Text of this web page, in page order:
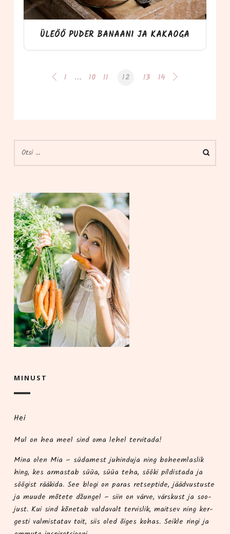
ÜLEÖÖ PUDER BANAANI JA KAKAOGA
1 … 10 11 12 13 14
MINUST
Hei
Mul on hea meel sind oma lehel tervitada!
Mina olen Mia – süda­me­st juhindu­ja ning boheem­las­lik
hing, kes armas­tab süüa, süüa teha, söö­ki pil­dis­ta­da ja
söö­gist rää­ki­da. See blo­gi on paras ret­sep­ti­de, jääd­vus­tus­te
ja muu­de mõte­te džun­gel – siin on vär­ve, värs­kust ja soo­
just. Kui sind kõne­tab val­da­valt ter­vis­lik, mait­sev ning ker­
ges­ti val­mis­ta­tav toit, siis oled õiges kohas. Seik­le rin­gi ja